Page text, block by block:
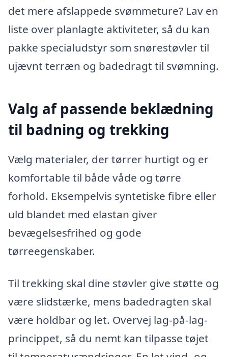
det mere afslappede svømmeture? Lav en
liste over planlagte aktiviteter, så du kan
pakke specialudstyr som snørestøvler til
ujævnt terræn og badedragt til svømning.
Valg af passende beklædning
til badning og trekking
Vælg materialer, der tørrer hurtigt og er
komfortable til både våde og tørre
forhold. Eksempelvis syntetiske fibre eller
uld blandet med elastan giver
bevægelsesfrihed og gode
tørreegenskaber.
Til trekking skal dine støvler give støtte og
være slidstærke, mens badedragten skal
være holdbar og let. Overvej lag-på-lag-
princippet, så du nemt kan tilpasse tøjet